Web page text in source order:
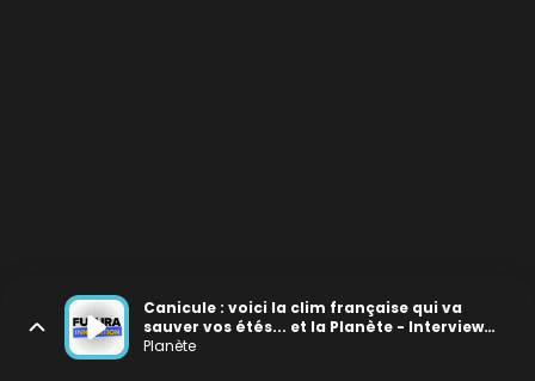
Canicule : voici la clim française qui va
sauver vos étés... et la Planète - Interview
avec Rémi Pérony, fondateur de Caeli
Planète